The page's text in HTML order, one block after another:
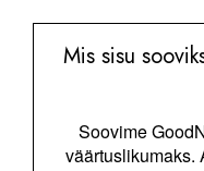
Mis sisu
Soovime
väärtuslikumaks.